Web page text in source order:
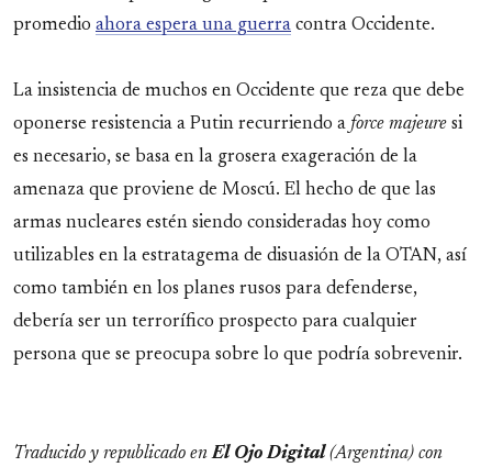
promedio ahora espera una guerra contra Occidente.
La insistencia de muchos en Occidente que reza que debe
oponerse resistencia a Putin recurriendo a force majeure si
es necesario, se basa en la grosera exageración de la
amenaza que proviene de Moscú. El hecho de que las
armas nucleares estén siendo consideradas hoy como
utilizables en la estratagema de disuasión de la OTAN, así
como también en los planes rusos para defenderse,
debería ser un terrorífico prospecto para cualquier
persona que se preocupa sobre lo que podría sobrevenir.
Traducido y republicado enEl Ojo Digital(Argentina) con